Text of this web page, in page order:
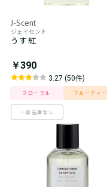
J-Scent
ジェイセント
うす紅
￥390
3.27 (50件)
フローラル フルーティー
一部在庫なし